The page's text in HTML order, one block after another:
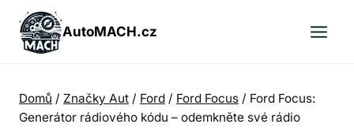
Přeskočit
obsah
AutoMACH.cz
Domů / Značky Aut / Ford / Ford Focus / Ford Focus:
Generátor rádiového kódu – odemkněte své rádio